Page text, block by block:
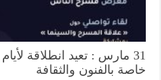
31 مارس : تعيد انطلاقة
خاصة بالفنون والثقافة